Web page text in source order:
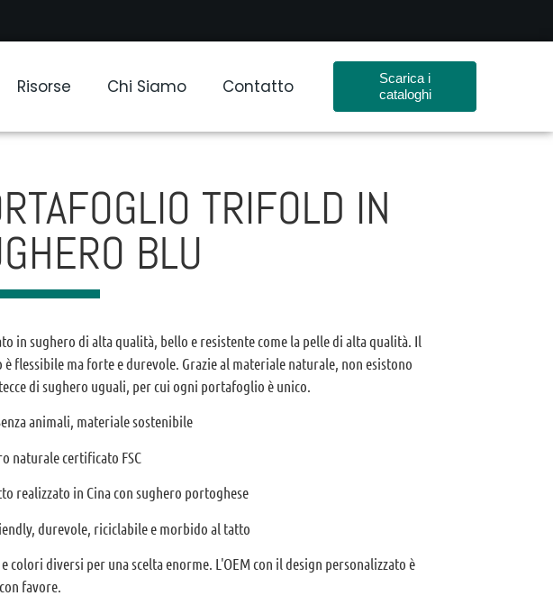
Risorse Chi Siamo Contatto
Scarica i
cataloghi
TRIFOLD IN
BLU
in sughero di alta qualità, bello e resistente come la pelle di alta qualità. Il
è flessibile ma forte e durevole. Grazie al materiale naturale, non esistono
di sughero uguali, per cui ogni portafoglio è unico.
animali, materiale sostenibile
naturale certificato FSC
realizzato in Cina con sughero portoghese
durevole, riciclabile e morbido al tatto
colori diversi per una scelta enorme. L'OEM con il design personalizzato è
favore.